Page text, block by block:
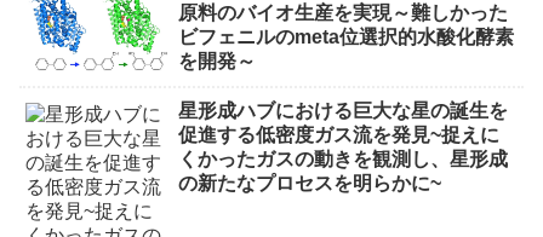
原料のバイオ生産を実現～難しかった
ビフェニルのmeta位選択的水酸化酵素
を開発～
星形成ハブにおける巨大な星の誕生を
促進する低密度ガス流を発見~捉えに
くかったガスの動きを観測し、星形成
の新たなプロセスを明らかに~